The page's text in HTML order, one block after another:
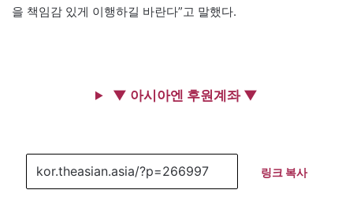
을 책임감 있게 이행하길 바란다”고 말했다.
▼ 아시아엔 후원계좌 ▼
링크 복사